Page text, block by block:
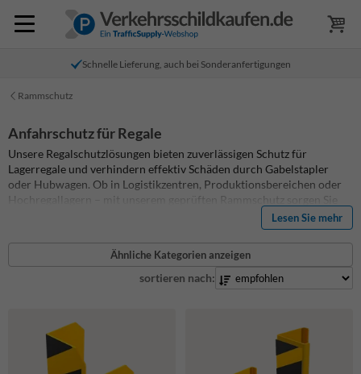
Schnelle Lieferung, auch bei Sonderanfertigungen
Rammschutz
Anfahrschutz für Regale
Unsere Regalschutzlösungen bieten zuverlässigen Schutz für
Lagerregale und verhindern effektiv Schäden durch Gabelstapler
oder Hubwagen. Ob in Logistikzentren, Produktionsbereichen oder
Hochregallagern – mit unserem geprüften Rammschutz sorgen Sie
Lesen Sie mehr
Ähnliche Kategorien anzeigen
sortieren nach: